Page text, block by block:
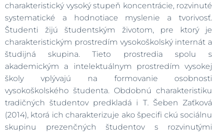
charakteristický vysoký stupeň koncentrácie, rozvinuté
systematické a hodnotiace myslenie a tvorivosť.
Študenti žijú študentským životom, pre ktorý je
charakteristickým prostredím vysokoškolský internát a
študijná skupina. Tieto prostredia spolu s
akademickým a intelektuálnym prostredím vysokej
školy vplývajú na formovanie osobnosti
vysokoškolského študenta. Obdobnú charakteristiku
tradičných študentov predkladá i T. Šeben Zaťková
(2014), ktorá ich charakterizuje ako špecifi ckú sociálnu
skupinu prezenčných študentov s rozvinutými